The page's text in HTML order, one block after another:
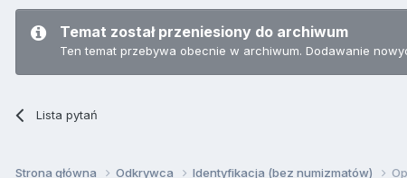
Temat został przeniesiony do archiwum
Ten temat przebywa obecnie w archiwum. Dodawanie
Lista pytań
Strona główna Odkrywca Identyfikacja (bez numizmatów)